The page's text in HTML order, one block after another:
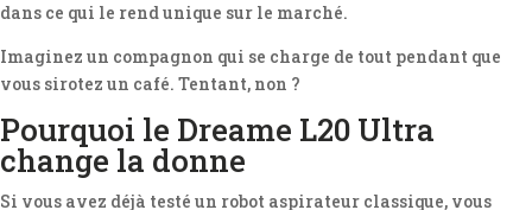
dans ce qui le rend unique sur le marché.
Imaginez un compagnon qui se charge de tout pendant que
vous sirotez un café. Tentant, non ?
Pourquoi le Dreame L20 Ultra
change la donne
Si vous avez déjà testé un robot aspirateur classique, vous